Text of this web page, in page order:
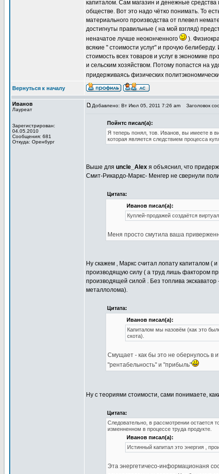
капиталом. Сам магазин и денежные средства
обществе. Вот это надо чётко понимать. То
материального производства от плевел
достигнуты правильные ( на мой взгляд)
неначатое лучше неоконченного
).
всякие " стоимости услуг" и прочую
стоимость всех товаров и услуг в экономике
и сельским хозяйством. Потому попастся на
придерживаясь физических
Вернуться к началу
Иванов
Лауреат
Зарегистрирован:
04.05.2010
Сообщения: 681
Откуда: Оренбург
Добавлено: Вт Июл 05, 2011 7:26 am Заголовок
Пойнтс писал(а):
Я теперь понял, тов. Иванов, вы имеете в
которая является следствием процесса
Выше для uncle_Alex я объяснил, что
Смит-Рикардо-Маркс- Менгер не свернули
Цитата:
Иванов писал(а):
Куплей-продажей создаётся
Меня просто смутила ваша
Ну скажем , Маркс считал лопату капиталом ( и
производящую силу ( а труд лишь фактором
производящей силой . Без топлива
металлолома).
Цитата:
Иванов писал(а):
Капиталом мы назовём (как это
скота).
Смущает - как бы это не обернулось в
"рентабельность" и "прибыль"
Ну с теориями стоимости, сами понимаете,
Цитата:
Следовательно, в рассмотрении остается
изменненном в процессе труда продукте.
Иванов писал(а):
Истинный капитал это энергия ,
Эта энергетичесо-информационаня